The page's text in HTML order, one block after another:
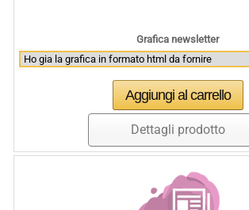
Grafica newsletter
Dettagli prodotto